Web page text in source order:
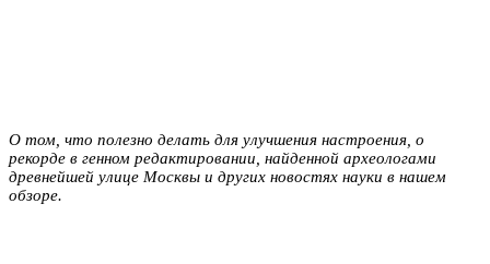
О том, что полезно делать для улучшения настроения, о
рекорде в генном редактировании, найденной археологами
древнейшей улице Москвы и других новостях науки в нашем
обзоре.